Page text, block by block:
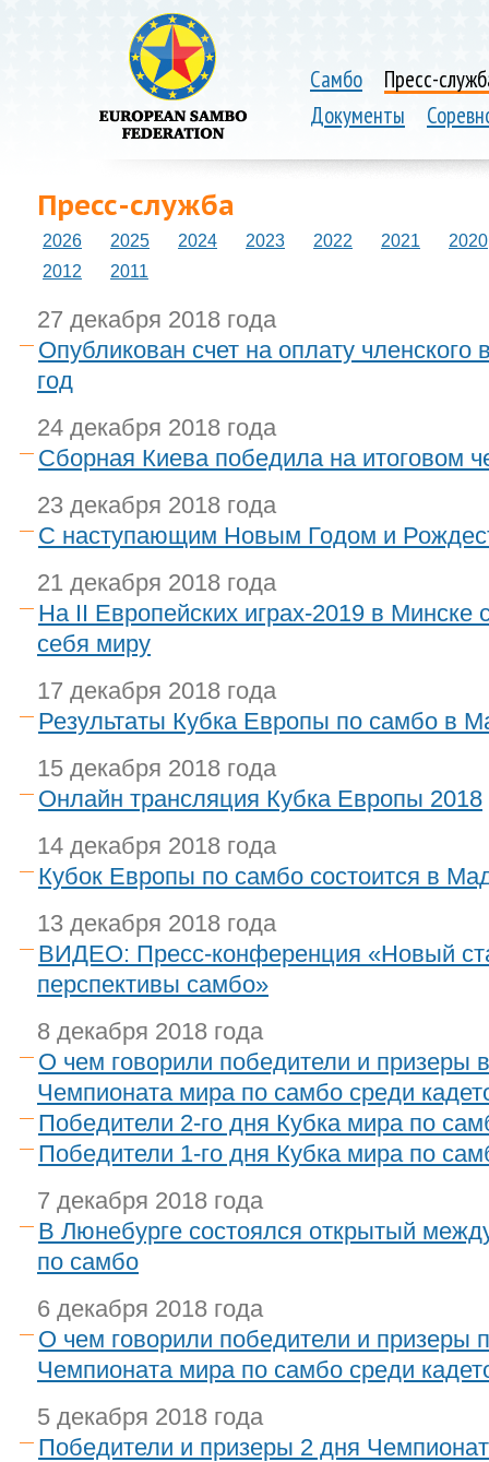
Самбо
Пресс-
Документы
Пресс-служба
2026 2025 2024 2023 2022 2021
2020
2012
2011
27 декабря 2018 года
Опубликован счет на оплату
год
24 декабря 2018 года
Сборная Киева победила на итоговом
23 декабря 2018 года
С наступающим Новым Годом и
21 декабря 2018 года
На II Европейских играх-2019 в Минске
себя миру
17 декабря 2018 года
Результаты Кубка Европы по самбо в
15 декабря 2018 года
Онлайн трансляция Кубка Европы 2018
14 декабря 2018 года
Кубок Европы по самбо состоится в
13 декабря 2018 года
ВИДЕО: Пресс-конференция «Новый
перспективы самбо»
8 декабря 2018 года
О чем говорили победители и призеры
Чемпионата мира по самбо среди
Победители 2-го дня Кубка мира по
Победители 1-го дня Кубка мира по
7 декабря 2018 года
В Люнебурге состоялся открытый
по самбо
6 декабря 2018 года
О чем говорили победители и призеры
Чемпионата мира по самбо среди
5 декабря 2018 года
Победители и призеры 2 дня